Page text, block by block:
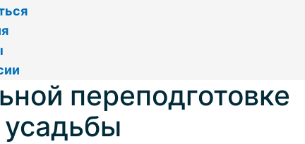
переподготовке